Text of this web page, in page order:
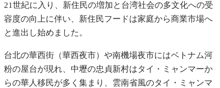
21世紀に入り、新住民の増加と台湾社会の多文化への受
容度の向上に伴い、新住民フードは家庭から商業市場へ
と進出し始めました。
台北の華西街（華西夜市）や南機場夜市にはベトナム河
粉の屋台が現れ、中壢の忠貞新村はタイ・ミャンマーか
らの華人移民が多く集まり、雲南省風のタイ・ミャンマ